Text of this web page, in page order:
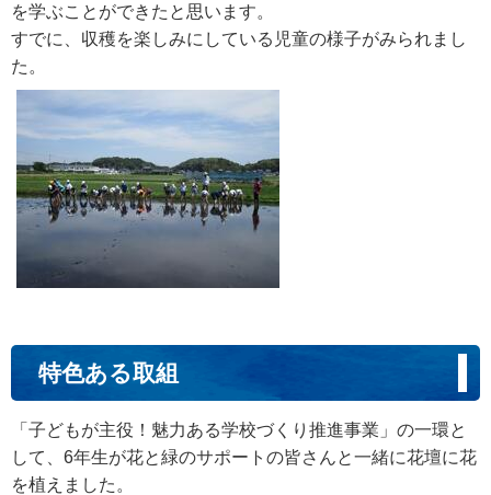
を学ぶことができたと思います。
すでに、収穫を楽しみにしている児童の様子がみられまし
た。
特色ある取組
「子どもが主役！魅力ある学校づくり推進事業」の一環と
して、6年生が花と緑のサポートの皆さんと一緒に花壇に花
を植えました。